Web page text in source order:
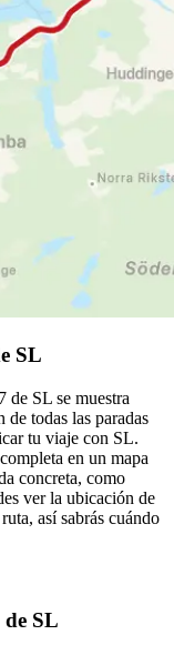
SL
de SL se muestra
de todas las paradas
tu viaje con SL.
en un mapa
concreta, como
ver la ubicación de
así sabrás cuándo
de SL